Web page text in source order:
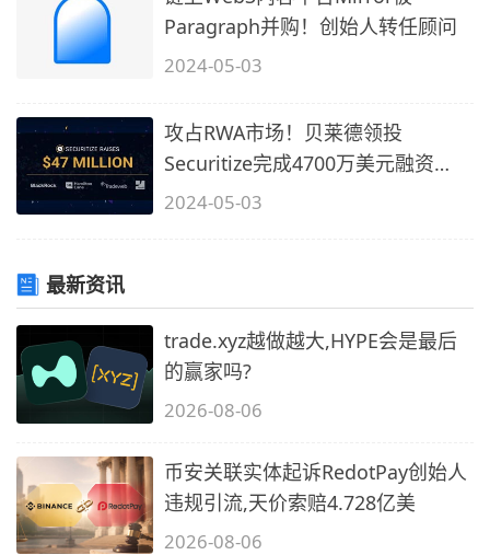
Paragraph并购！创始人转任顾问
2024-05-03
攻占RWA市场！贝莱德领投
Securitize完成4700万美元融资
BUIDL成最大代
2024-05-03
最新资讯
trade.xyz越做越大,HYPE会是最后
的赢家吗?
2026-08-06
币安关联实体起诉RedotPay创始人
违规引流,天价索赔4.728亿美
2026-08-06